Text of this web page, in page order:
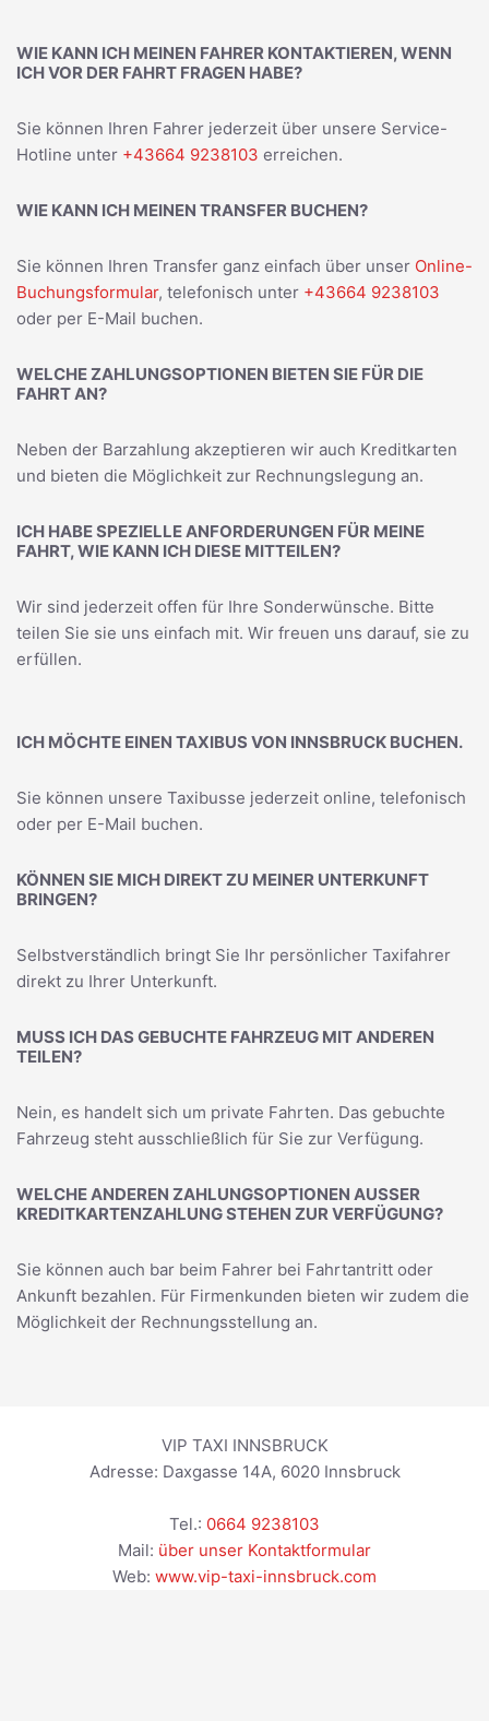
WIE KANN ICH MEINEN FAHRER KONTAKTIEREN, WENN
ICH VOR DER FAHRT FRAGEN HABE?
Sie können Ihren Fahrer jederzeit über unsere Service-
Hotline unter +43664 9238103 erreichen.
WIE KANN ICH MEINEN TRANSFER BUCHEN?
Sie können Ihren Transfer ganz einfach über unser Online-
Buchungsformular, telefonisch unter +43664 9238103
oder per E-Mail buchen.
WELCHE ZAHLUNGSOPTIONEN BIETEN SIE FÜR DIE
FAHRT AN?
Neben der Barzahlung akzeptieren wir auch Kreditkarten
und bieten die Möglichkeit zur Rechnungslegung an.
ICH HABE SPEZIELLE ANFORDERUNGEN FÜR MEINE
FAHRT, WIE KANN ICH DIESE MITTEILEN?
Wir sind jederzeit offen für Ihre Sonderwünsche. Bitte
teilen Sie sie uns einfach mit. Wir freuen uns darauf, sie zu
erfüllen.
ICH MÖCHTE EINEN TAXIBUS VON INNSBRUCK BUCHEN.
Sie können unsere Taxibusse jederzeit online, telefonisch
oder per E-Mail buchen.
KÖNNEN SIE MICH DIREKT ZU MEINER UNTERKUNFT
BRINGEN?
Selbstverständlich bringt Sie Ihr persönlicher Taxifahrer
direkt zu Ihrer Unterkunft.
MUSS ICH DAS GEBUCHTE FAHRZEUG MIT ANDEREN
TEILEN?
Nein, es handelt sich um private Fahrten. Das gebuchte
Fahrzeug steht ausschließlich für Sie zur Verfügung.
WELCHE ANDEREN ZAHLUNGSOPTIONEN AUSSER K
REDITKARTENZAHLUNG STEHEN ZUR VERFÜGUNG?
Sie können auch bar beim Fahrer bei Fahrtantritt oder
Ankunft bezahlen. Für Firmenkunden bieten wir zudem die
Möglichkeit der Rechnungsstellung an.
VIP TAXI INNSBRUCK
Adresse: Daxgasse 14A, 6020 Innsbruck
Tel.: 0664 9238103
Mail: über unser Kontaktformular
Web: www.vip-taxi-innsbruck.com